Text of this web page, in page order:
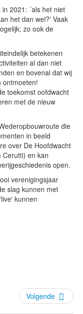
2021: ´als het niet
het dan wel?' Vaak
zo ook de
betekenen
al dan niet
en bovenal dat wij
ontmoeten!
toekomst oofdwacht
met de nieuw
die
in beeld
over De Hoofdwacht
Cerutti) en kan
open.
verenigingsjaar
slag kunnen met
kunnen
Volgende